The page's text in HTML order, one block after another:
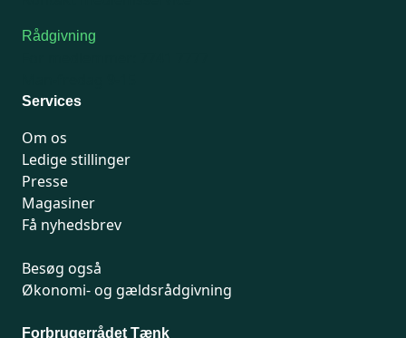
Rådgivning
Services
Om os
Ledige stillinger
Presse
Magasiner
Få nyhedsbrev
Besøg også
Økonomi- og gældsrådgivning
Forbrugerrådet Tænk